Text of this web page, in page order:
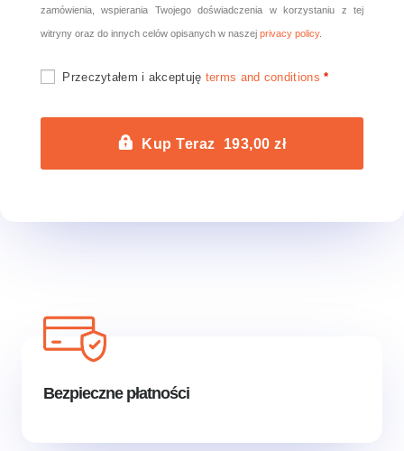
zamówienia, wspierania Twojego doświadczenia w korzystaniu z tej
witryny oraz do innych celów opisanych w naszej privacy policy.
Przeczytałem i akceptuję terms and conditions *
Kup Teraz 193,00 zł
Bezpieczne płatności